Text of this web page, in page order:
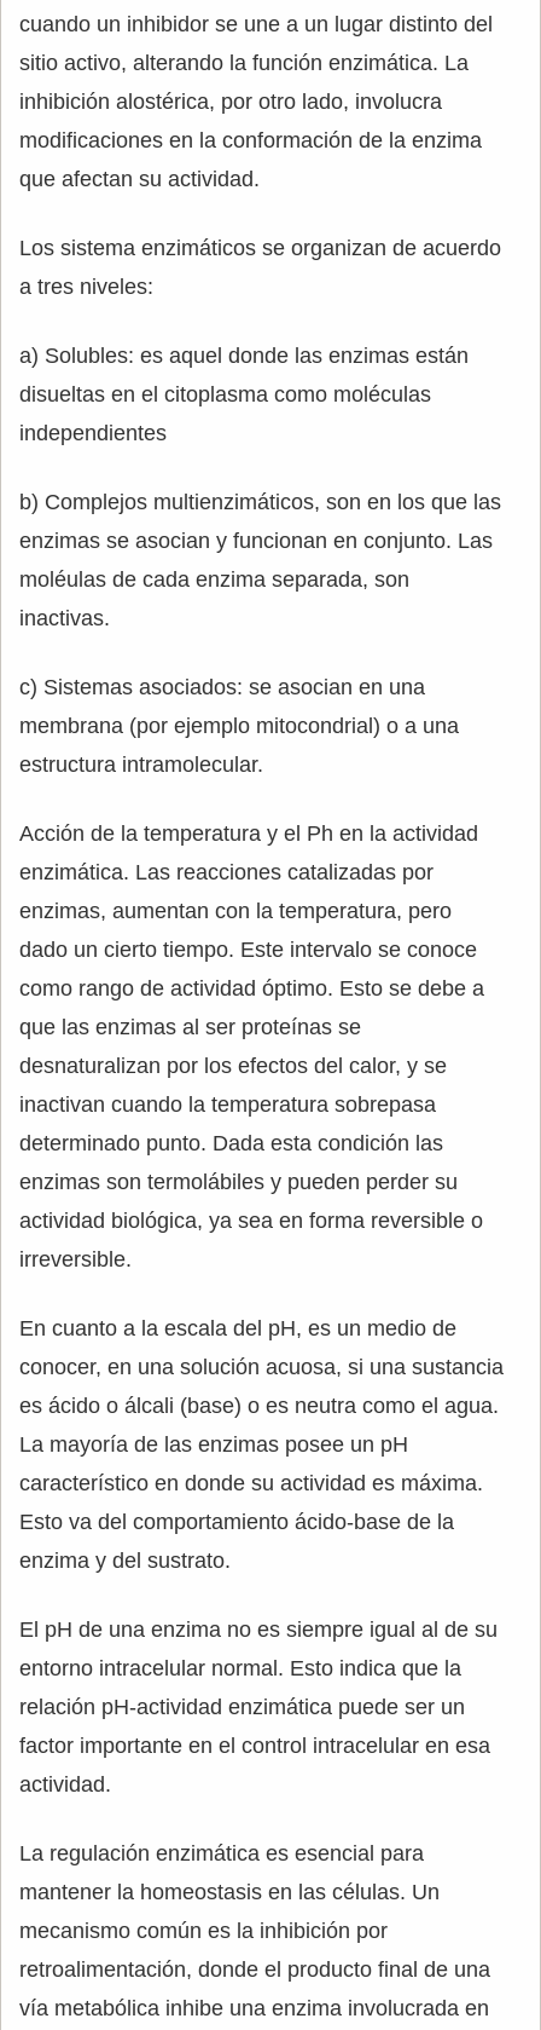
cuando un inhibidor se une a un lugar distinto del
sitio activo, alterando la función enzimática. La
inhibición alostérica, por otro lado, involucra
modificaciones en la conformación de la enzima
que afectan su actividad.
Los sistema enzimáticos se organizan de acuerdo
a tres niveles:
a) Solubles: es aquel donde las enzimas están
disueltas en el citoplasma como moléculas
independientes
b) Complejos multienzimáticos, son en los que las
enzimas se asocian y funcionan en conjunto. Las
moléulas de cada enzima separada, son
inactivas.
c) Sistemas asociados: se asocian en una
membrana (por ejemplo mitocondrial) o a una
estructura intramolecular.
Acción de la temperatura y el Ph en la actividad
enzimática. Las reacciones catalizadas por
enzimas, aumentan con la temperatura, pero
dado un cierto tiempo. Este intervalo se conoce
como rango de actividad óptimo. Esto se debe a
que las enzimas al ser proteínas se
desnaturalizan por los efectos del calor, y se
inactivan cuando la temperatura sobrepasa
determinado punto. Dada esta condición las
enzimas son termolábiles y pueden perder su
actividad biológica, ya sea en forma reversible o
irreversible.
En cuanto a la escala del pH, es un medio de
conocer, en una solución acuosa, si una sustancia
es ácido o álcali (base) o es neutra como el agua.
La mayoría de las enzimas posee un pH
característico en donde su actividad es máxima.
Esto va del comportamiento ácido-base de la
enzima y del sustrato.
El pH de una enzima no es siempre igual al de su
entorno intracelular normal. Esto indica que la
relación pH-actividad enzimática puede ser un
factor importante en el control intracelular en esa
actividad.
La regulación enzimática es esencial para
mantener la homeostasis en las células. Un
mecanismo común es la inhibición por
retroalimentación, donde el producto final de una
vía metabólica inhibe una enzima involucrada en